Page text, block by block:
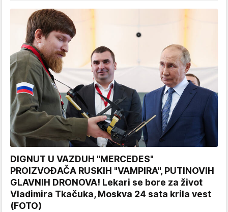
DIGNUT U VAZDUH "MERCEDES"
PROIZVOĐAČA RUSKIH "VAMPIRA", PUTINOVIH
GLAVNIH DRONOVA! Lekari se bore za život
Vladimira Tkačuka, Moskva 24 sata krila vest
(FOTO)